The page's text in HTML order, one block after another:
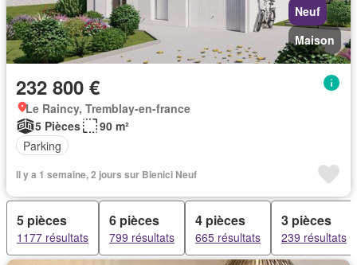
Neuf
Maison
232 800 €
Le Raincy, Tremblay-en-france
5 Pièces
90 m²
Parking
Il y a 1 semaine, 2 jours sur Bienici Neuf
5 pièces
1177 résultats
6 pièces
799 résultats
4 pièces
665 résultats
3 pièces
239 résultats